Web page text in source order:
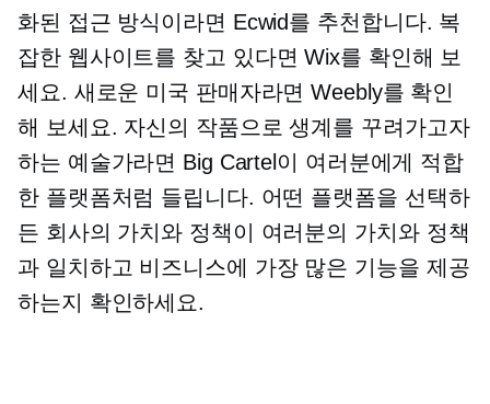
화된 접근 방식이라면 Ecwid를 추천합니다. 복
잡한 웹사이트를 찾고 있다면 Wix를 확인해 보
세요. 새로운 미국 판매자라면 Weebly를 확인
해 보세요. 자신의 작품으로 생계를 꾸려가고자
하는 예술가라면 Big Cartel이 여러분에게 적합
한 플랫폼처럼 들립니다. 어떤 플랫폼을 선택하
든 회사의 가치와 정책이 여러분의 가치와 정책
과 일치하고 비즈니스에 가장 많은 기능을 제공
하는지 확인하세요.